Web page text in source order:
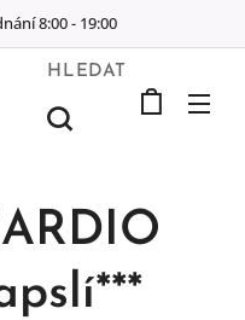
8:00 - 19:00
HLEDAT